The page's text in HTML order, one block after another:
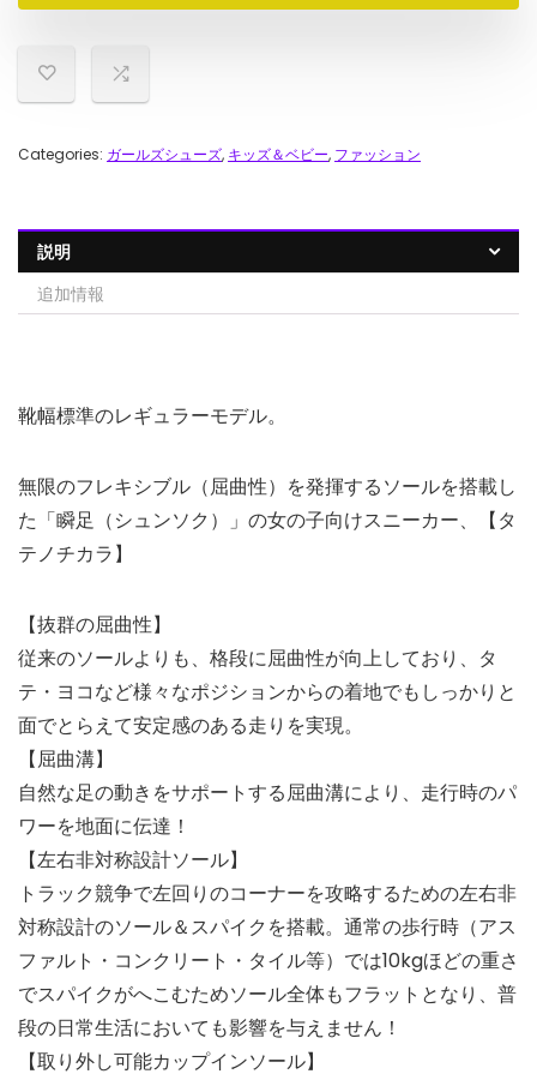
Categories: ガールズシューズ, キッズ＆ベビー, ファッション
説明
追加情報
靴幅標準のレギュラーモデル。
無限のフレキシブル（屈曲性）を発揮するソールを搭載し
た「瞬足（シュンソク）」の女の子向けスニーカー、【タ
テノチカラ】
【抜群の屈曲性】
従来のソールよりも、格段に屈曲性が向上しており、タ
テ・ヨコなど様々なポジションからの着地でもしっかりと
面でとらえて安定感のある走りを実現。
【屈曲溝】
自然な足の動きをサポートする屈曲溝により、走行時のパ
ワーを地面に伝達！
【左右非対称設計ソール】
トラック競争で左回りのコーナーを攻略するための左右非
対称設計のソール＆スパイクを搭載。通常の歩行時（アス
ファルト・コンクリート・タイル等）では10kgほどの重さ
でスパイクがへこむためソール全体もフラットとなり、普
段の日常生活においても影響を与えません！
【取り外し可能カップインソール】